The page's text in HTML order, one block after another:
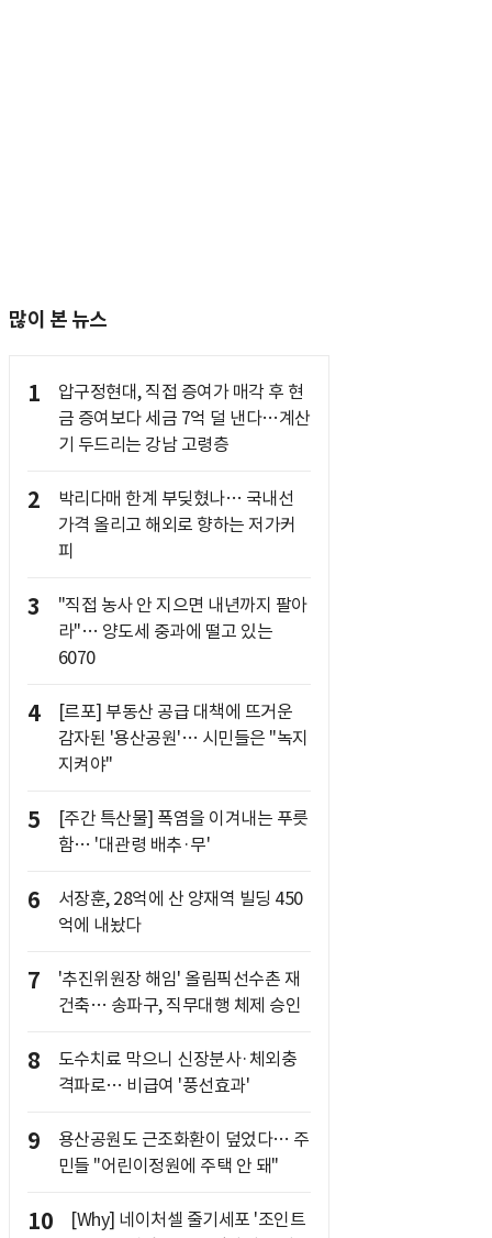
많이 본 뉴스
1
압구정현대, 직접 증여가 매각 후 현
금 증여보다 세금 7억 덜 낸다…계산
기 두드리는 강남 고령층
2
박리다매 한계 부딪혔나… 국내선
가격 올리고 해외로 향하는 저가커
피
3
"직접 농사 안 지으면 내년까지 팔아
라"… 양도세 중과에 떨고 있는
6070
4
[르포] 부동산 공급 대책에 뜨거운
감자된 '용산공원'… 시민들은 "녹지
지켜야"
5
[주간 특산물] 폭염을 이겨내는 푸릇
함… '대관령 배추·무'
6
서장훈, 28억에 산 양재역 빌딩 450
억에 내놨다
7
'추진위원장 해임' 올림픽선수촌 재
건축… 송파구, 직무대행 체제 승인
8
도수치료 막으니 신장분사·체외충
격파로… 비급여 '풍선효과'
9
용산공원도 근조화환이 덮었다… 주
민들 "어린이정원에 주택 안 돼"
10
[Why] 네이처셀 줄기세포 '조인트